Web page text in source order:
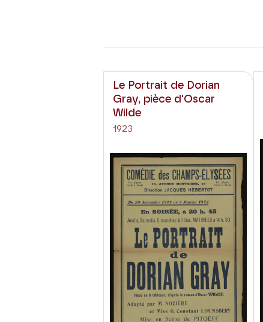
Le Portrait de Dorian
Gray, pièce d'Oscar
Wilde
1923